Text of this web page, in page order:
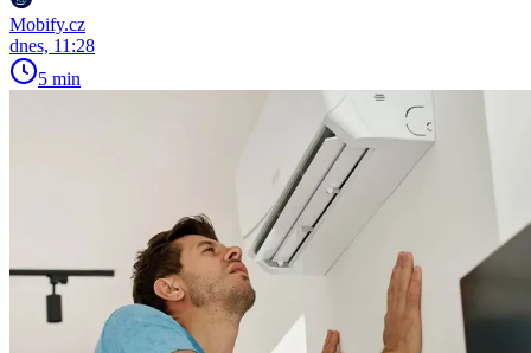
Mobify.cz
dnes, 11:28
5 min